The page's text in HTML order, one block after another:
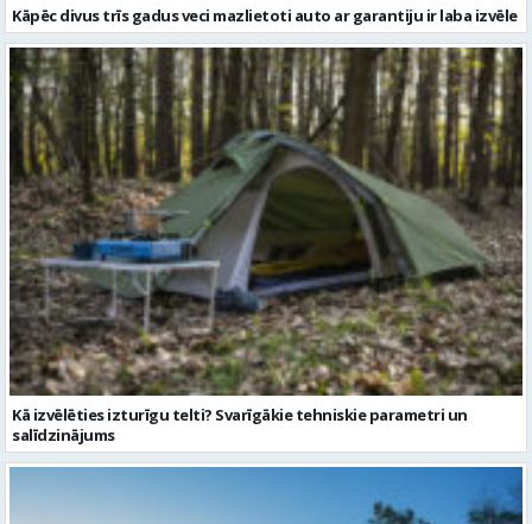
Kāpēc divus trīs gadus veci mazlietoti auto ar garantiju ir laba izvēle
Kā izvēlēties izturīgu telti? Svarīgākie tehniskie parametri un
salīdzinājums